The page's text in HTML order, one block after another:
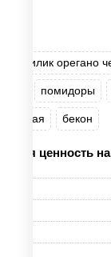
базилик орегано
помидоры
куриная бекон
ценность на